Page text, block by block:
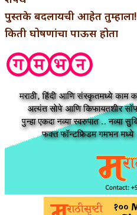
पुस्तके बदलायची आहेत तुम्हाला!
किती घोषणांचा पाऊस होता